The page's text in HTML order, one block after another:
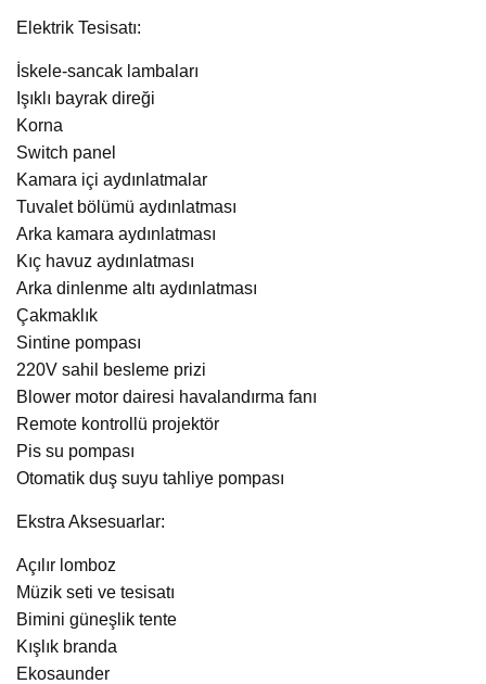
Elektrik Tesisatı:
İskele-sancak lambaları
Işıklı bayrak direği
Korna
Switch panel
Kamara içi aydınlatmalar
Tuvalet bölümü aydınlatması
Arka kamara aydınlatması
Kıç havuz aydınlatması
Arka dinlenme altı aydınlatması
Çakmaklık
Sintine pompası
220V sahil besleme prizi
Blower motor dairesi havalandırma fanı
Remote kontrollü projektör
Pis su pompası
Otomatik duş suyu tahliye pompası
Ekstra Aksesuarlar:
Açılır lomboz
Müzik seti ve tesisatı
Bimini güneşlik tente
Kışlık branda
Ekosaunder